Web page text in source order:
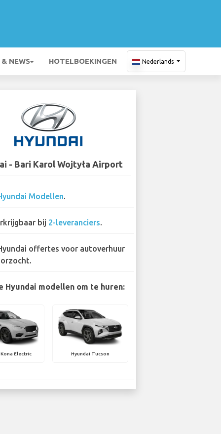
NEWS HOTELBOEKINGEN Nederlands
- Bari Karol Wojtyła Airport
Modellen.
bij 2-leveranciers.
offertes voor autoverhuur
Hyundai modellen om te huren:
Electric Hyundai Tucson